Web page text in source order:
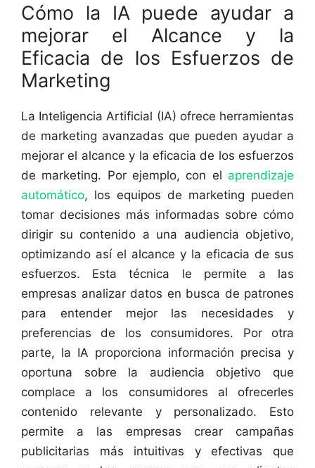
Cómo la IA puede ayudar a
mejorar el Alcance y la
Eficacia de los Esfuerzos de
Marketing
La Inteligencia Artificial (IA) ofrece herramientas
de marketing avanzadas que pueden ayudar a
mejorar el alcance y la eficacia de los esfuerzos
de marketing. Por ejemplo, con el aprendizaje
automático, los equipos de marketing pueden
tomar decisiones más informadas sobre cómo
dirigir su contenido a una audiencia objetivo,
optimizando así el alcance y la eficacia de sus
esfuerzos. Esta técnica le permite a las
empresas analizar datos en busca de patrones
para entender mejor las necesidades y
preferencias de los consumidores. Por otra
parte, la IA proporciona información precisa y
oportuna sobre la audiencia objetivo que
complace a los consumidores al ofrecerles
contenido relevante y personalizado. Esto
permite a las empresas crear campañas
publicitarias más intuitivas y efectivas que